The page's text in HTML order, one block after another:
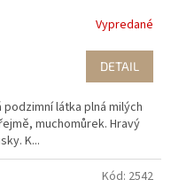
Vypredané
DETAIL
látka plná milých
muchomůrek. Hravý
K...
Kód: 2542